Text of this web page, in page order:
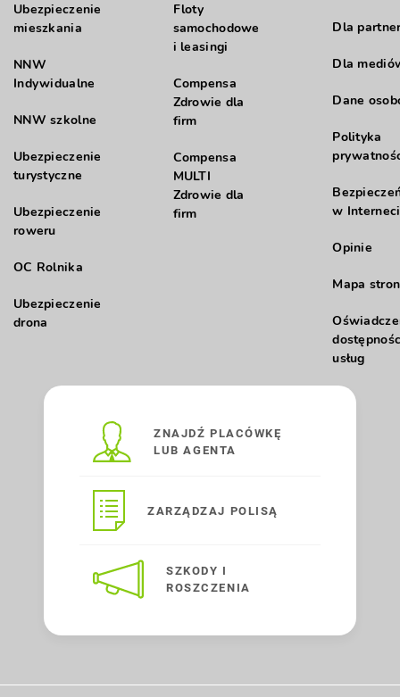
Ubezpieczenie
mieszkania
NNW
Indywidualne
NNW szkolne
Ubezpieczenie
turystyczne
Ubezpieczenie
roweru
OC Rolnika
Ubezpieczenie
drona
Floty
samochodowe
i leasingi
Compensa
Zdrowie dla
firm
Compensa
MULTI
Zdrowie dla
firm
Dla
Dla
Dane
Polityka
w
Opinie
Mapa
usług
ZNAJDŹ PLACÓWKĘ
LUB AGENTA
ZARZĄDZAJ POLISĄ
SZKODY I
ROSZCZENIA